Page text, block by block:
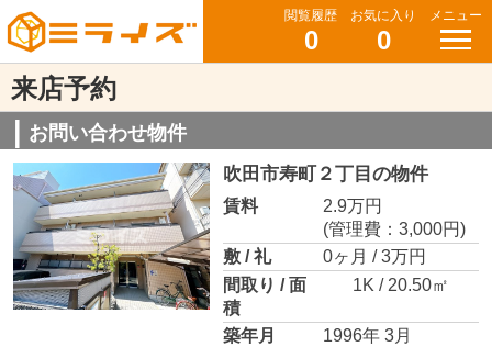
閲覧履歴
0
お気に入り
0
メニュー
来店予約
お問い合わせ物件
吹田市寿町２丁目の物件
賃料
2.9万円
(管理費：3,000円)
敷 / 礼
0ヶ月 / 3万円
間取り / 面
積
1K / 20.50㎡
築年月 1996年 3月